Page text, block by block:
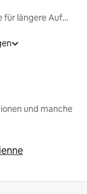
Unterkünfte für längere Aufenthalte
und manche